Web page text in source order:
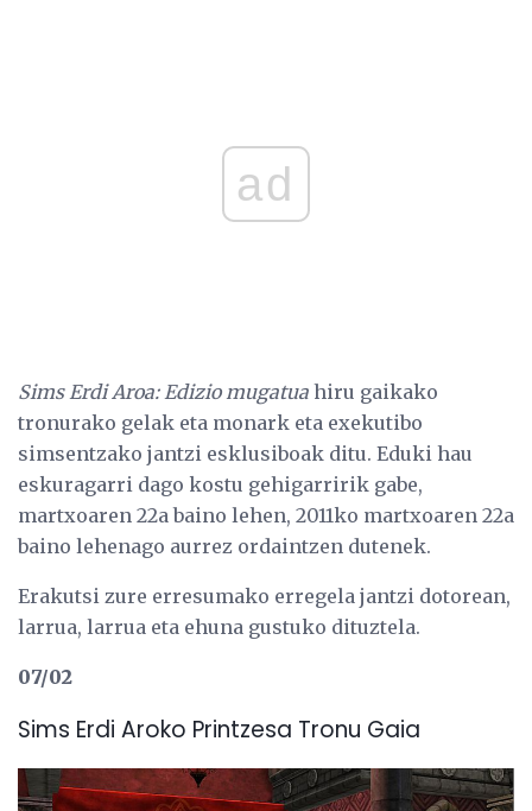
ad
Sims Erdi Aroa: Edizio mugatua hiru gaikako
tronurako gelak eta monark eta exekutibo
simsentzako jantzi esklusiboak ditu. Eduki hau
eskuragarri dago kostu gehigarririk gabe,
martxoaren 22a baino lehen, 2011ko martxoaren 22a
baino lehenago aurrez ordaintzen dutenek.
Erakutsi zure erresumako erregela jantzi dotorean,
larrua, larrua eta ehuna gustuko dituztela.
07/02
Sims Erdi Aroko Printzesa Tronu Gaia